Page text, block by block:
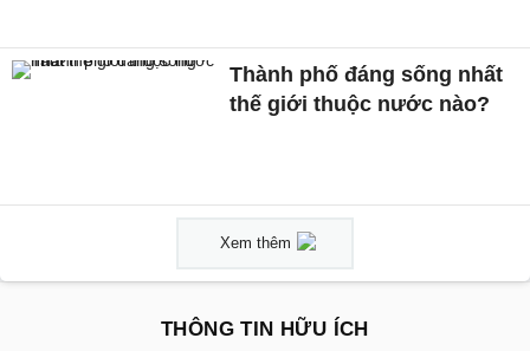
Thành phố đáng sống nhất
thế giới thuộc nước nào?
Xem thêm
THÔNG TIN HỮU ÍCH